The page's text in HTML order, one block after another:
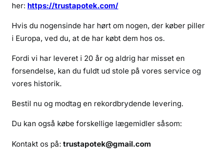
her: https://trustapotek.com/
Hvis du nogensinde har hørt om nogen, der køber piller
i Europa, ved du, at de har købt dem hos os.
Fordi vi har leveret i 20 år og aldrig har misset en
forsendelse, kan du fuldt ud stole på vores service og
vores historik.
Bestil nu og modtag en rekordbrydende levering.
Du kan også købe forskellige lægemidler såsom:
Kontakt os på: trustapotek@gmail.com